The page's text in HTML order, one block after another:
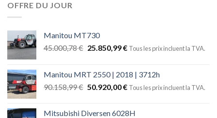
OFFRE DU JOUR
Manitou MT730
45.000,78€ 25.850,99€ Tous les prix incluent la TVA.
Manitou MRT 2550 | 2018 | 3712h
90.158,99€ 50.920,00€ Tous les prix incluent la TVA.
Mitsubishi Diversen 6028H